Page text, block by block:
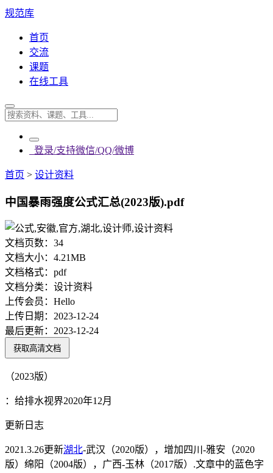
规范库
首页
交流
课题
在线工具
登录/支持微信/QQ/微博
首页 > 设计资料
中国暴雨强度公式汇总(2023版).pdf
文档页数： 34
文档大小： 4.21MB
文档格式： pdf
文档分类： 设计资料
上传会员： Hello
上传日期： 2023-12-24
最后更新： 2023-12-24
获取高清文档
（2023版）
：给排水视界2020年12月
更新日志
2021.3.26更新湖北-武汉（2020版），增加四川-雅安（2020
版）绵阳（2004版），广西-玉林（2017版）.文章中的蓝色字